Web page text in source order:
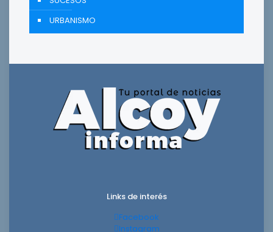
URBANISMO
Links de interés
Facebook
Instagram